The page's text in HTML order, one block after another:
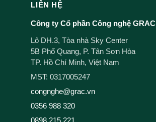
LIÊN HỆ
Công ty Cổ phần Công nghệ GRAC
Lô DH.3, Tòa nhà Sky Center
5B Phổ Quang, P. Tân Sơn Hòa
TP. Hồ Chí Minh, Việt Nam
MST: 0317005247
congnghe@grac.vn
0356 988 320